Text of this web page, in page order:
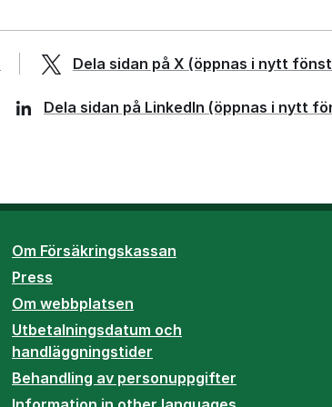
Dela sidan på X (öppnas i nytt
Dela sidan på LinkedIn (öppnas i nytt
Om Försäkringskassan
Press
Om webbplatsen
Utbetalningsdatum och
handläggningstider
Behandling av personuppgifter